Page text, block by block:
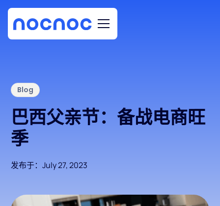
Blog
巴西父亲节：备战电商旺
季
发布于：July 27, 2023